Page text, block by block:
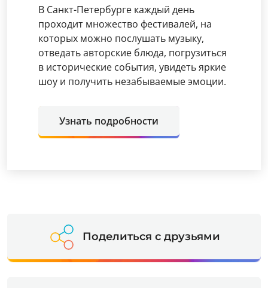
В Санкт-Петербурге каждый день
проходит множество фестивалей, на
которых можно послушать музыку,
отведать авторские блюда, погрузиться
в исторические события, увидеть яркие
шоу и получить незабываемые эмоции.
Узнать подробности
Поделиться с друзьями